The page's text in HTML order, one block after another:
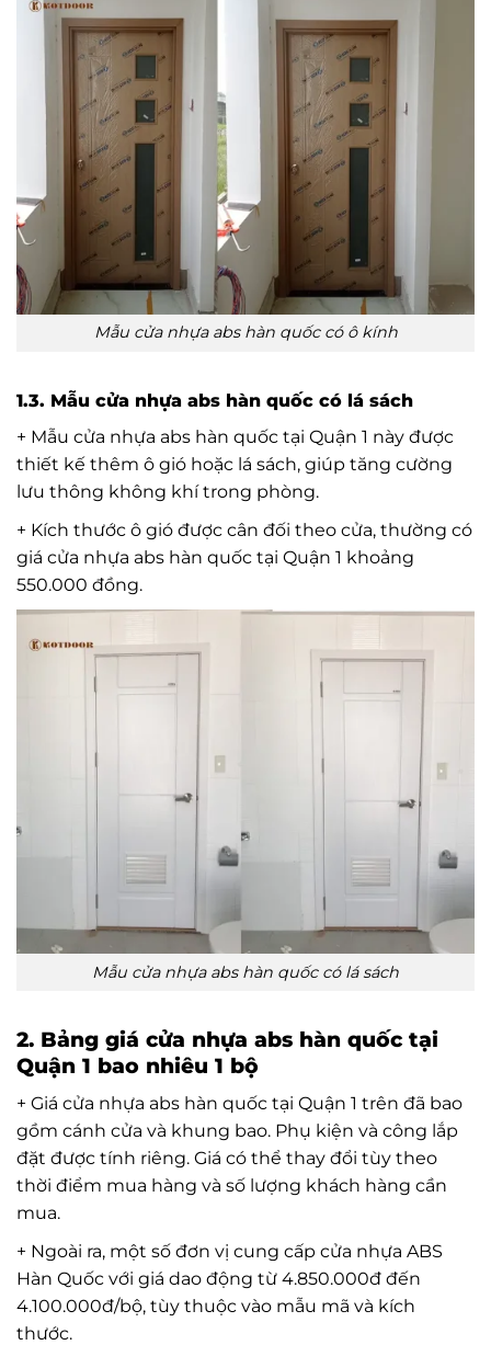
Mẫu cửa nhựa abs hàn quốc có ô kính
1.3. Mẫu cửa nhựa abs hàn quốc có lá sách
+ Mẫu cửa nhựa abs hàn quốc tại Quận 1 này được
thiết kế thêm ô gió hoặc lá sách, giúp tăng cường
lưu thông không khí trong phòng.
+ Kích thước ô gió được cân đối theo cửa, thường có
giá cửa nhựa abs hàn quốc tại Quận 1 khoảng
550.000 đồng.
Mẫu cửa nhựa abs hàn quốc có lá sách
2. Bảng giá cửa nhựa abs hàn quốc tại
Quận 1 bao nhiêu 1 bộ
+ Giá cửa nhựa abs hàn quốc tại Quận 1 trên đã bao
gồm cánh cửa và khung bao. Phụ kiện và công lắp
đặt được tính riêng. Giá có thể thay đổi tùy theo
thời điểm mua hàng và số lượng khách hàng cần
mua.
+ Ngoài ra, một số đơn vị cung cấp cửa nhựa ABS
Hàn Quốc với giá dao động từ 4.850.000đ đến
4.100.000đ/bộ, tùy thuộc vào mẫu mã và kích
thước.